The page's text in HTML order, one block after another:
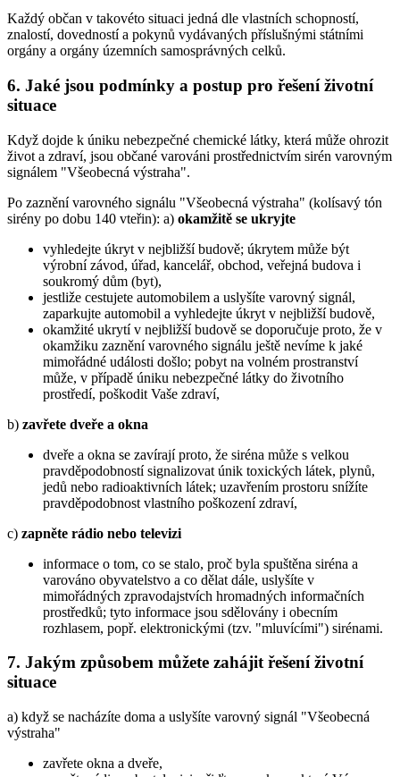
Každý občan v takovéto situaci jedná dle vlastních schopností,
znalostí, dovedností a pokynů vydávaných příslušnými státními
orgány a orgány územních samosprávných celků.
6. Jaké jsou podmínky a postup pro řešení životní
situace
Když dojde k úniku nebezpečné chemické látky, která může ohrozit
život a zdraví, jsou občané varováni prostřednictvím sirén varovným
signálem "Všeobecná výstraha".
Po zaznění varovného signálu "Všeobecná výstraha" (kolísavý tón
sirény po dobu 140 vteřin): a) okamžitě se ukryjte
vyhledejte úkryt v nejbližší budově; úkrytem může být
výrobní závod, úřad, kancelář, obchod, veřejná budova i
soukromý dům (byt),
jestliže cestujete automobilem a uslyšíte varovný signál,
zaparkujte automobil a vyhledejte úkryt v nejbližší budově,
okamžité ukrytí v nejbližší budově se doporučuje proto, že v
okamžiku zaznění varovného signálu ještě nevíme k jaké
mimořádné události došlo; pobyt na volném prostranství
může, v případě úniku nebezpečné látky do životního
prostředí, poškodit Vaše zdraví,
b) zavřete dveře a okna
dveře a okna se zavírají proto, že siréna může s velkou
pravděpodobností signalizovat únik toxických látek, plynů,
jedů nebo radioaktivních látek; uzavřením prostoru snížíte
pravděpodobnost vlastního poškození zdraví,
c) zapněte rádio nebo televizi
informace o tom, co se stalo, proč byla spuštěna siréna a
varováno obyvatelstvo a co dělat dále, uslyšíte v
mimořádných zpravodajstvích hromadných informačních
prostředků; tyto informace jsou sdělovány i obecním
rozhlasem, popř. elektronickými (tzv. "mluvícími") sirénami.
7. Jakým způsobem můžete zahájit řešení životní
situace
a) když se nacházíte doma a uslyšíte varovný signál "Všeobecná
výstraha"
zavřete okna a dveře,